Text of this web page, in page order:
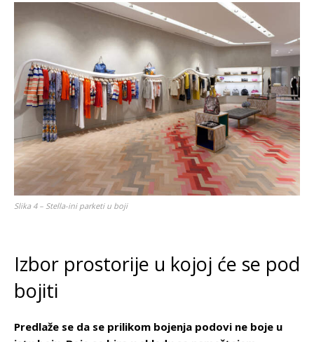
Slika 4 – Stella-ini parketi u boji
Izbor prostorije u kojoj će se pod
bojiti
Predlaže se da se prilikom bojenja podovi ne boje u